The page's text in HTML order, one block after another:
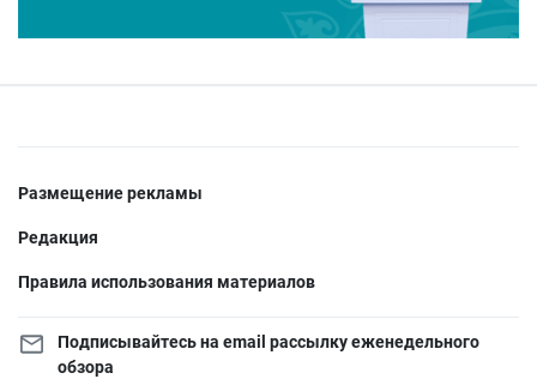
Размещение рекламы
Редакция
Правила использования материалов
Подписывайтесь на email рассылку еженедельного
обзора